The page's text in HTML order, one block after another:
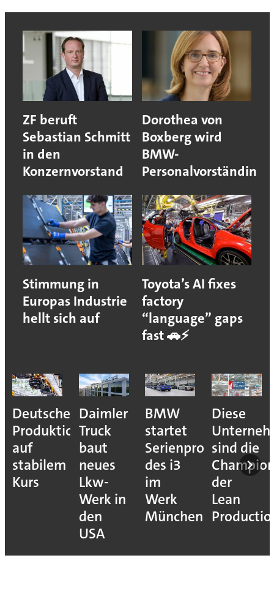
ZF beruft
Sebastian Schmitt
in den
Konzernvorstand
Dorothea von
Boxberg wird
BMW-
Personalvorständin
Stimmung in
Europas Industrie
hellt sich auf
Toyota’s AI fixes
factory
“language” gaps
fast 🚗⚡
Deutsche
Produktion
auf
stabilem
Kurs
Daimler
Truck
baut
neues
Lkw-
Werk in
den
USA
BMW
startet
Serienproduktion
des i3
im
Werk
München
Diese
sind die
der
Lean